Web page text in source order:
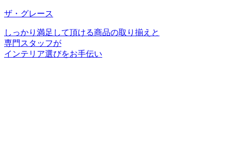
ザ・グレース
しっかり満足して頂ける商品の取り揃えと
専門スタッフが
インテリア選びをお手伝い